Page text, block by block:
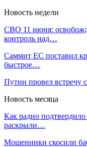
Новость недели
СВО 11 июня:
контроль над…
Саммит ЕС поставил
быстрое…
Путин провел встречу
Новость месяца
Как радио
раскрыли…
Мошенники скосили